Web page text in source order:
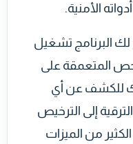
الأمنية.
لك البرنامج تشغيل
المتعمقة على
للكشف عن أي
إلى الترخيص
من الميزات